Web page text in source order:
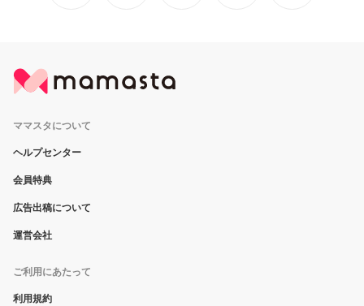
ママスタについて
ヘルプセンター
会員特典
広告出稿について
運営会社
ご利用にあたって
利用規約